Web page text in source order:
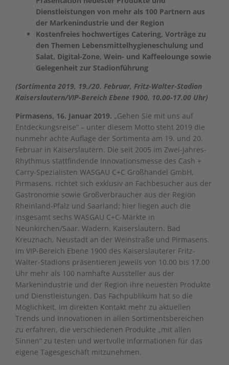
Dienstleistungen von mehr als 100 Partnern aus
der Markenindustrie und der Region
Kostenfreies hochwertiges Catering, Vorträge zu
den Themen Lebensmittelhygieneschulung und
Salat, Digital-Zone, Wein- und Kaffeelounge sowie
Gelegenheit zur Stadionführung
(Sortimenta 2019, 19./20. Februar, Fritz-Walter-Stadion
Kaiserslautern/VIP-Bereich Ebene 1900, 10.00-17.00 Uhr)
Pirmasens, 16. Januar 2019. „Gehen Sie mit uns auf
Entdeckungsreise“ – unter diesem Motto steht 2019 die
nunmehr achte Auflage der Sortimenta am 19. und 20.
Februar in Kaiserslautern. Die seit 2005 im Zwei-Jahres-
Rhythmus stattfindende Innovationsmesse des Cash +
Carry-Spezialisten WASGAU C+C Groß­handel GmbH,
Pirmasens, richtet sich exklusiv an Fachbesucher aus der
Gastronomie sowie Großverbraucher aus der Region
Rheinland-Pfalz und Saarland; hier liegen auch die
insgesamt sechs WASGAU C+C-Märkte in
Neunkirchen/Saar, Wadern, Kaiserslautern, Bad
Kreuznach, Neustadt an der Weinstraße und Pirmasens.
Im VIP-Bereich Ebene 1900 des Kaiserslauterer Fritz-
Walter-Stadions präsentieren jeweils von 10.00 bis 17.00
Uhr mehr als 100 namhafte Aussteller aus der
Markenindustrie und der Region ihre neuesten Produkte
und Dienstleistungen. Das Fachpublikum hat so die
Möglichkeit, im direkten Kontakt mehr zu aktuellen
Trends und Innovationen in allen Sortimentsbereichen
zu erfahren, die verschiedenen Produkte „mit allen
Sinnen“ zu testen und wertvolle Informationen für das
eigene Tagesgeschäft mitzunehmen.